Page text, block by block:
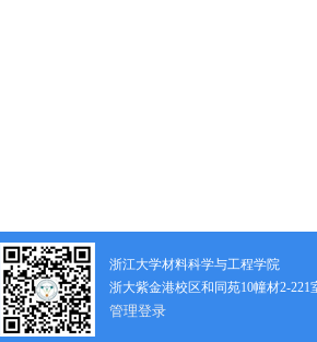
浙江大学材料科学与工程学院
浙大紫金港校区和同苑10幢材2-221
管理登录